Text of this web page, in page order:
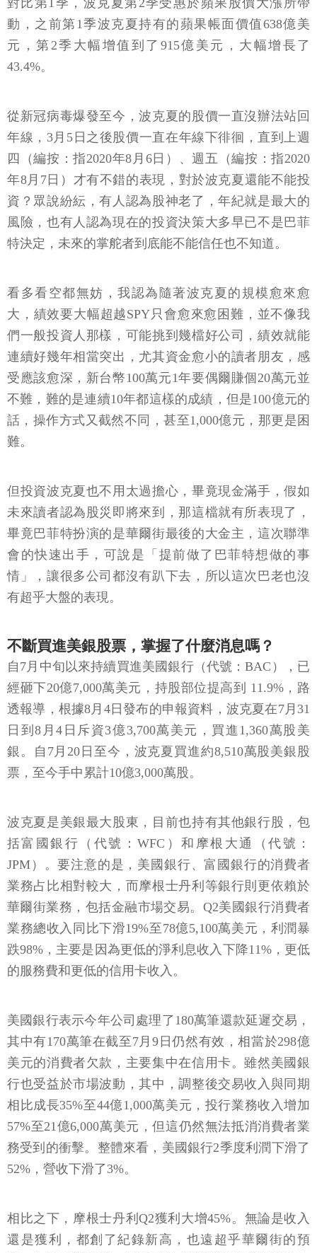
對比第1季，波克夏第2季受惠於蘋果股價大漲所帶
動，之前第1季波克夏持有的蘋果帳面價值638億美
元，第2季大幅增值到了915億美元，大幅增長了
43.4%。
從新冠病毒爆發至今，波克夏的股價一直沒辦法站回
年線，3月5日之後股價一直在年線下徘徊，直到上週
四（編按：指2020年8月6日）、週五（編按：指2020
年8月7日）才有不錯的表現，對於波克夏還能不能投
資？眾說紛紜，有人認為股神老了，年紀就是最大的
風險，也有人認為現在的投資決策大多早已不是巴菲
特決定，未來的掌舵者到底能不能信任也不知道。
看多看空都無妨，我認為隨著波克夏的規模愈來愈
大，績效要大幅超越SPY只會愈來愈困難，並不像我
們一般投資人那樣，可能挑到幾檔好公司，績效就能
連續好幾年相當突出，尤其資金愈小的讀者朋友，感
受應該愈深，新台幣100萬元1年要偶爾賺個20萬元並
不難，難的是連續10年都這樣的成績，但是100億元的
話，操作方式又截然不同，甚至1,000億元，那更是困
難。
但投資波克夏也不用太過擔心，畢竟現金滿手，假如
未來讀者認為股災即將來到，那這檔就有所表現了，
畢竟巴菲特扮演的是華爾街最後的大金主，這次聯準
會的快速出手，可說是「提前做了巴菲特想做的事
情」，讓很多公司都沒有趴下去，所以這次巴老也沒
有超乎大盤的表現。
不斷買進美銀股票，掌握了什麼消息嗎？
自7月中旬以來持續買進美國銀行（代號：BAC），已
經砸下20億7,000萬美元，持股部位提高到 11.9%，路
透報導，根據8月4日發布的申報資料，波克夏在7月31
日到8月4日斥資3億3,700萬美元，買進1,360萬股美
銀。自7月20日至今，波克夏買進約8,510萬股美銀股
票，至今手中累計10億3,000萬股。
波克夏是美銀最大股東，目前也持有其他銀行股，包
括富國銀行（代號：WFC）和摩根大通（代號：
JPM）。要注意的是，美國銀行、富國銀行的消費者
業務占比相對較大，而摩根士丹利等銀行則更依賴於
華爾街業務，包括金融市場交易。Q2美國銀行消費者
業務總收入同比下滑19%至78億5,100萬美元，利潤暴
跌98%，主要是因為更低的淨利息收入下降11%，更低
的服務費和更低的信用卡收入。
美國銀行表示今年公司處理了180萬筆還款延遲交易，
其中有170萬筆在截至7月9日仍然有效，相當於298億
美元的消費者欠款，主要集中在信用卡。雖然美國銀
行也受益於市場波動，其中，調整後交易收入與同期
相比成長35%至44億1,000萬美元，投行業務收入增加
57%至21億6,000萬美元，但這仍然無法抵消消費者業
務受到的衝擊。整體來看，美國銀行2季度利潤下滑了
52%，營收下滑了3%。
相比之下，摩根士丹利Q2獲利大增45%。無論是收入
還是獲利，都創了紀錄新高，也遠超乎華爾街的預